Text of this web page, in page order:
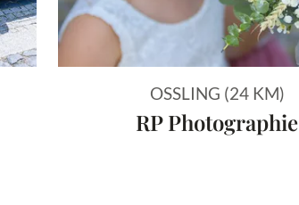
OSSLING (24 KM)
RP Photographie